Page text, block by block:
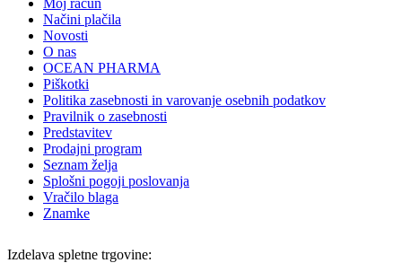
Moj račun
Načini plačila
Novosti
O nas
OCEAN PHARMA
Piškotki
Politika zasebnosti in varovanje osebnih podatkov
Pravilnik o zasebnosti
Predstavitev
Prodajni program
Seznam želja
Splošni pogoji poslovanja
Vračilo blaga
Znamke
Izdelava spletne trgovine: